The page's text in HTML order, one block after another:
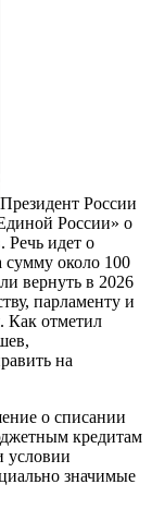
Президент России
России» о
Речь идет о
сумму около 100
вернуть в 2026
парламенту и
Как отметил
на
о списании
кредитам
условии
значимые